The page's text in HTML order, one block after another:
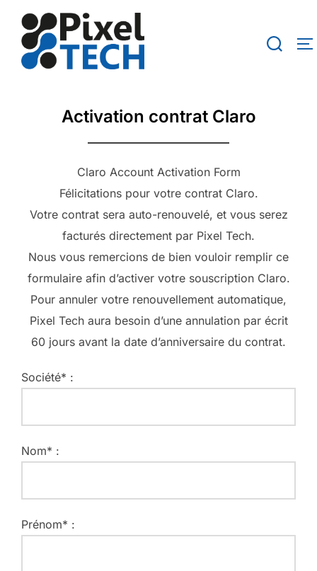
contenu
Activation contrat Claro
Claro Account Activation Form
Félicitations pour votre contrat Claro.
Votre contrat sera auto-renouvelé, et vous serez
facturés directement par Pixel Tech.
Nous vous remercions de bien vouloir remplir ce
formulaire afin d’activer votre souscription Claro.
Pour annuler votre renouvellement automatique,
Pixel Tech aura besoin d’une annulation par écrit
60 jours avant la date d’anniversaire du contrat.
Société* :
Nom* :
Prénom* :